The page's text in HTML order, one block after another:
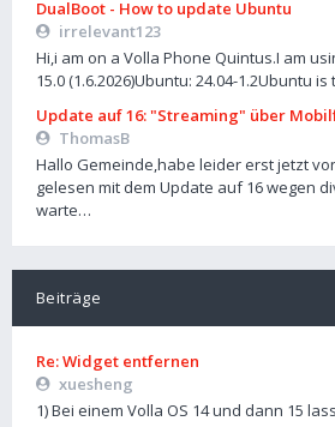
DualBoot - How to update Ubuntu
irrelevant123
Hi,i am on a Volla Phone Quintus.I am
15.0 (1.6.2026)Ubuntu: 24.04-1.2Ubuntu
Update auf 16: "Streaming" über
ThomasB
Hallo Gemeinde,habe leider erst jetzt
gelesen mit dem Update auf 16 wegen
warte…
Beiträge
Re: Widget entfernen
xuesheng
1) Bei einem Volla OS 14 und dann 15